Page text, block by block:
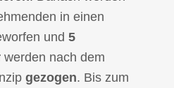
in einen
und 5
werden nach dem
gezogen. Bis zum